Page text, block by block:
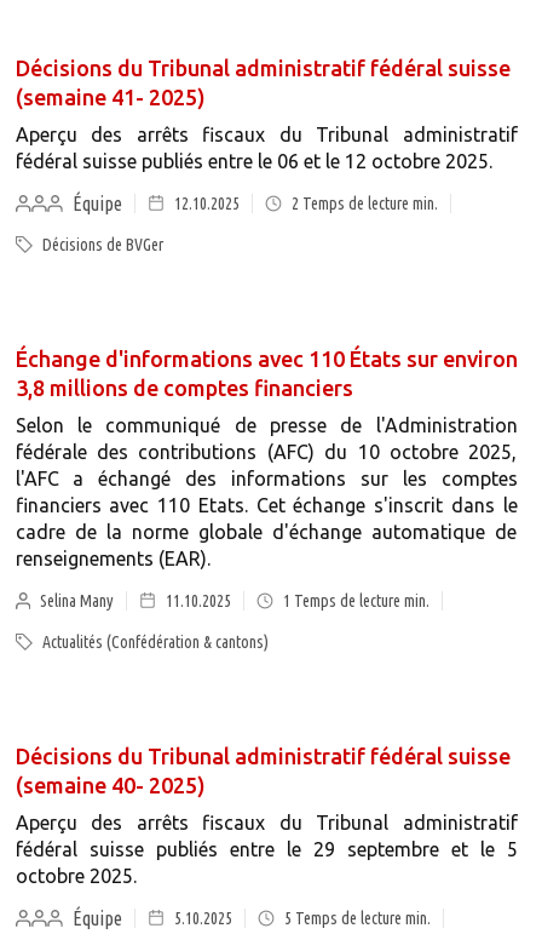
Décisions du Tribunal administratif fédéral suisse
(semaine 41- 2025)
Aperçu des arrêts fiscaux du Tribunal administratif
fédéral suisse publiés entre le 06 et le 12 octobre 2025.
Équipe
12.10.2025 2 Temps de lecture min.
Décisions de BVGer
Échange d'informations avec 110 États sur environ
3,8 millions de comptes financiers
Selon le communiqué de presse de l'Administration
fédérale des contributions (AFC) du 10 octobre 2025,
l'AFC a échangé des informations sur les comptes
financiers avec 110 Etats. Cet échange s'inscrit dans le
cadre de la norme globale d'échange automatique de
renseignements (EAR).
Selina Many 11.10.2025 1 Temps de lecture min.
Actualités (Confédération & cantons)
Décisions du Tribunal administratif fédéral suisse
(semaine 40- 2025)
Aperçu des arrêts fiscaux du Tribunal administratif
fédéral suisse publiés entre le 29 septembre et le 5
octobre 2025.
Équipe
5.10.2025 5 Temps de lecture min.